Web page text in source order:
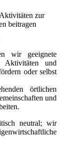
zur
beitragen
wir geeignete
Aktivitäten und
oder selbst
örtlichen
und
neutral; wir